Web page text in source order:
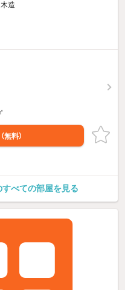
造
（無料）
べての部屋を見る